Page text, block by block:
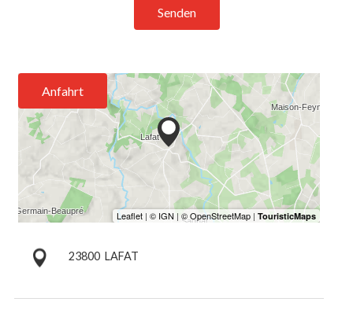
Senden
Anfahrt
23800 LAFAT